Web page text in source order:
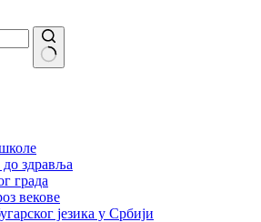
здравља
града
векове
језика у Србији